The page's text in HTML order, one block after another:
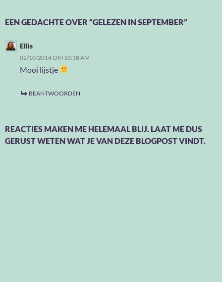
EEN GEDACHTE OVER “GELEZEN IN SEPTEMBER”
Ellis
02/10/2014 OM 10:38 AM
Mooi lijstje
BEANTWOORDEN
REACTIES MAKEN ME HELEMAAL BLIJ. LAAT ME DUS
GERUST WETEN WAT JE VAN DEZE BLOGPOST VINDT.